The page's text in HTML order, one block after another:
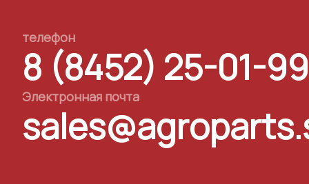
телефон
8 (8452) 25-01-99
Электронная почта